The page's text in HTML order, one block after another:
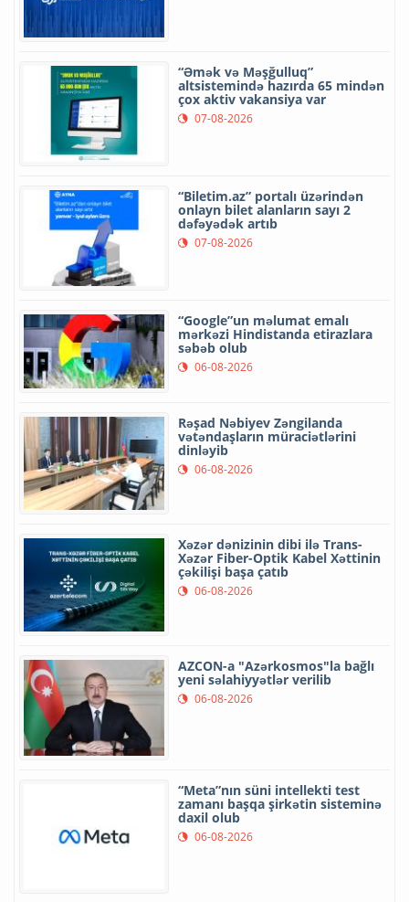
“Əmək və Məşğulluq”
altsistemində hazırda 65 mindən
çox aktiv vakansiya var
07-08-2026
“Biletim.az” portalı üzərindən
onlayn bilet alanların sayı 2
dəfəyədək artıb
07-08-2026
“Google”un məlumat emalı
mərkəzi Hindistanda etirazlara
səbəb olub
06-08-2026
Rəşad Nəbiyev Zəngilanda
vətəndaşların müraciətlərini
dinləyib
06-08-2026
Xəzər dənizinin dibi ilə Trans-
Xəzər Fiber-Optik Kabel Xəttinin
çəkilişi başa çatıb
06-08-2026
AZCON-a "Azərkosmos"la bağlı
yeni səlahiyyətlər verilib
06-08-2026
“Meta”nın süni intellekti test
zamanı başqa şirkətin sisteminə
daxil olub
06-08-2026